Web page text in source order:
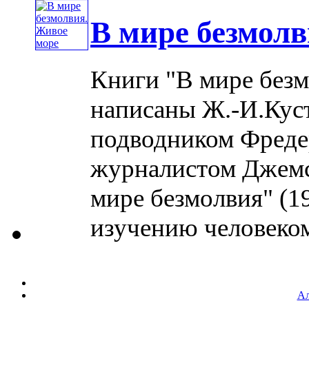
В мире
Книги "В мире
написаны Ж.-
подводником
журналистом
мире безмолвия"
изучению